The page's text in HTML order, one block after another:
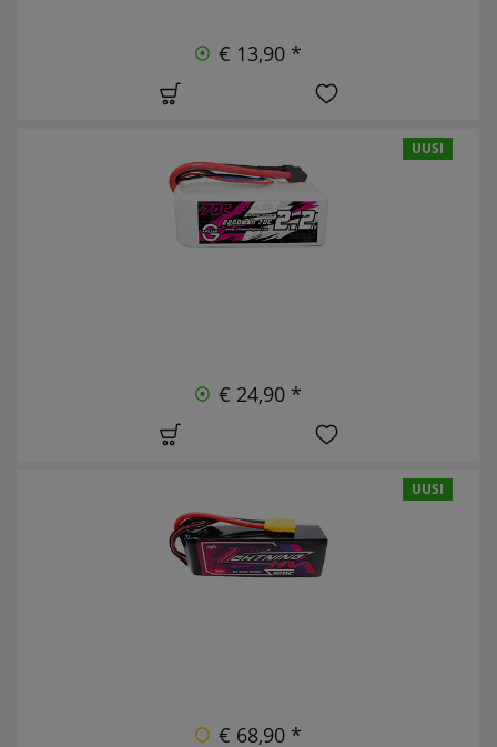
€ 13,90 *
UUSI
€ 24,90 *
UUSI
€ 68,90 *